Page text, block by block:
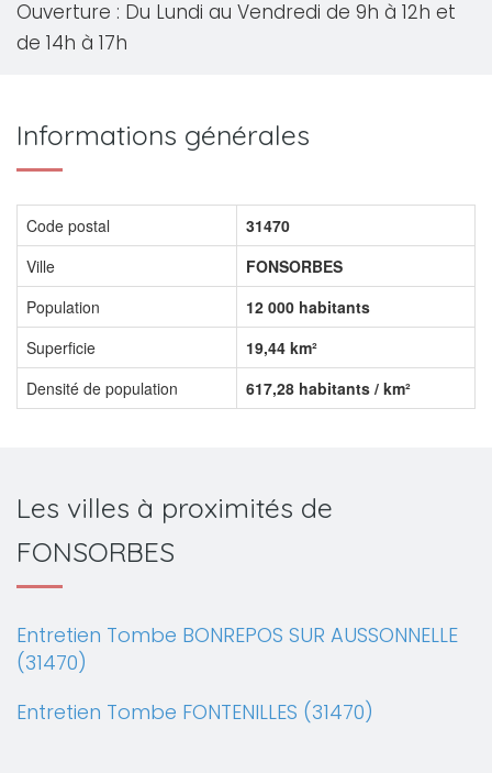
Ouverture : Du Lundi au Vendredi de 9h à 12h et
de 14h à 17h
Informations générales
Code postal
31470
Ville
FONSORBES
Population
12 000 habitants
Superficie
19,44 km²
Densité de population
617,28 habitants / km²
Les villes à proximités de
FONSORBES
Entretien Tombe BONREPOS SUR AUSSONNELLE
(31470)
Entretien Tombe FONTENILLES (31470)